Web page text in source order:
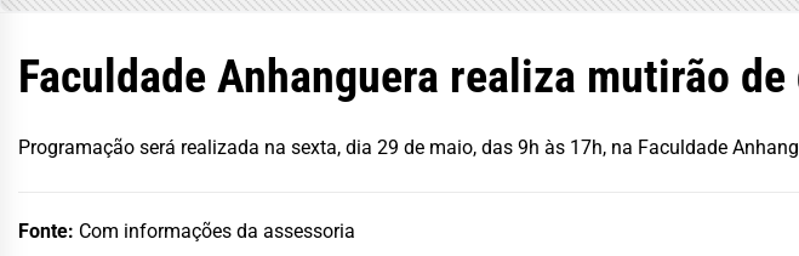
Faculdade Anhanguera realiza mutirão
Programação será realizada na sexta, dia 29 de maio, das 9h às 17h, na Faculdade
Fonte: Com informações da assessoria